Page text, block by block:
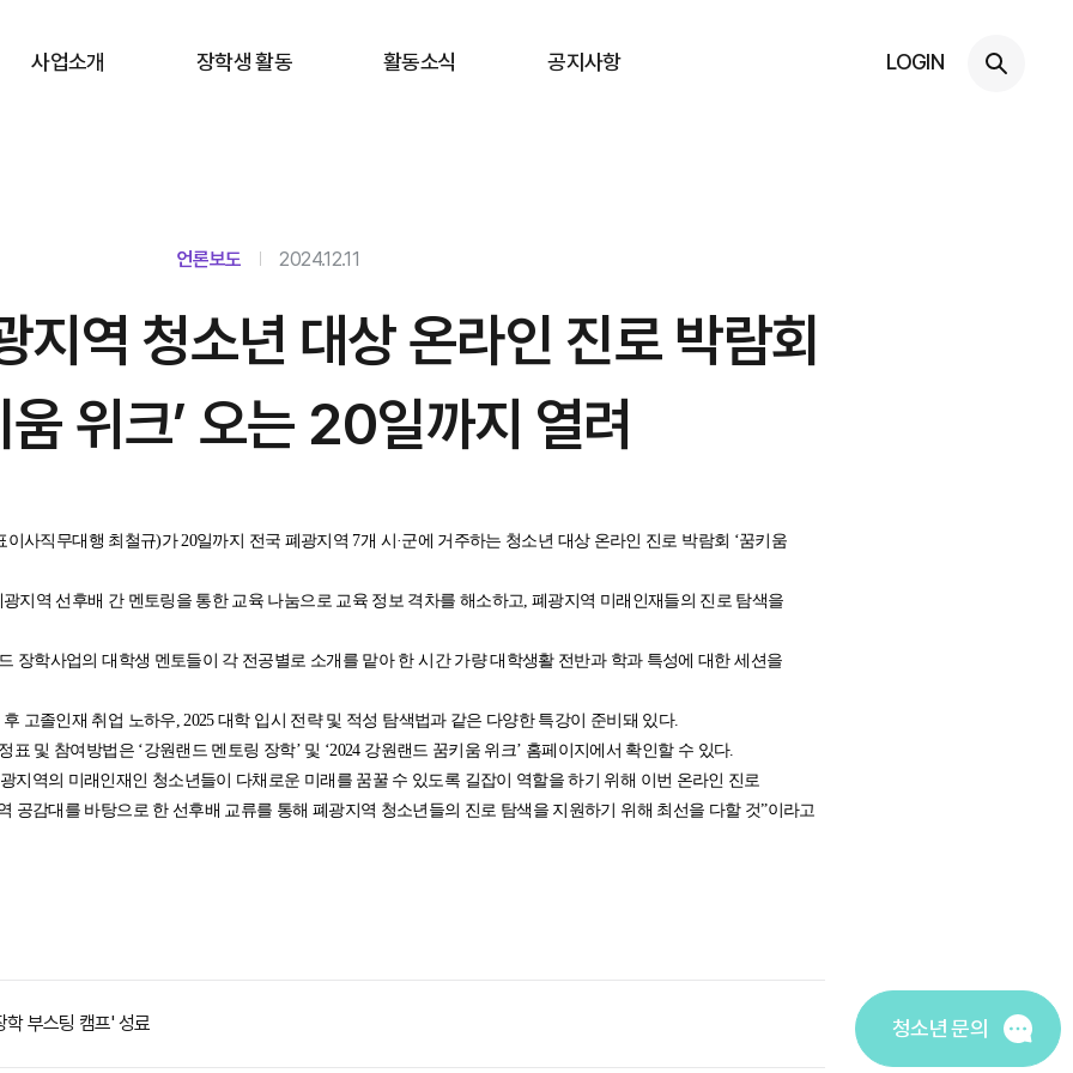
사업소개 장학생 활동 활동소식 공지사항 LOGIN
언론보도 2024.12.11
지역 청소년 대상 온라인 진로 박람회
움 위크’ 오는 20일까지 열려
사직무대행 최철규)가 20일까지 전국 폐광지역 7개 시·군에 거주하는 청소년 대상 온라인 진로 박람회 ‘꿈키움
지역 선후배 간 멘토링을 통한 교육 나눔으로 교육 정보 격차를 해소하고, 폐광지역 미래인재들의 진로 탐색을
장학사업의 대학생 멘토들이 각 전공별로 소개를 맡아 한 시간 가량 대학생활 전반과 학과 특성에 대한 세션을
고졸인재 취업 노하우, 2025 대학 입시 전략 및 적성 탐색법과 같은 다양한 특강이 준비돼 있다.
표 및 참여방법은 ‘강원랜드 멘토링 장학’ 및 ‘2024 강원랜드 꿈키움 위크’ 홈페이지에서 확인할 수 있다.
지역의 미래인재인 청소년들이 다채로운 미래를 꿈꿀 수 있도록 길잡이 역할을 하기 위해 이번 온라인 진로
공감대를 바탕으로 한 선후배 교류를 통해 폐광지역 청소년들의 진로 탐색을 지원하기 위해 최선을 다할 것”이라고
부스팅 캠프' 성료 청소년 문의